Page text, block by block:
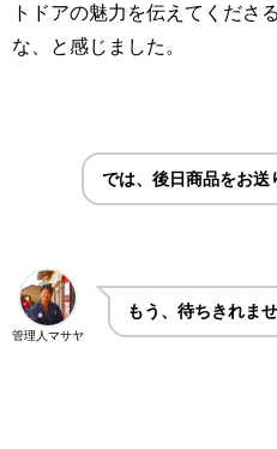
トドアの魅力を伝えてくださ
な、と感じました。
では、後日商品をお送
管理人マサヤ
もう、待ちきれま